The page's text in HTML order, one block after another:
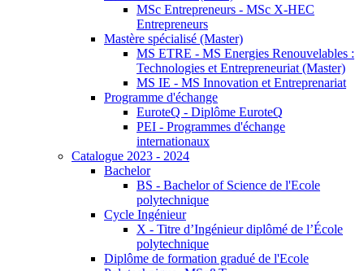
MSc Entrepreneurs - MSc X-HEC
Entrepreneurs
Mastère spécialisé (Master)
MS ETRE - MS Energies Renouvelables :
Technologies et Entrepreneuriat (Master)
MS IE - MS Innovation et Entreprenariat
Programme d'échange
EuroteQ - Diplôme EuroteQ
PEI - Programmes d'échange
internationaux
Catalogue 2023 - 2024
Bachelor
BS - Bachelor of Science de l'Ecole
polytechnique
Cycle Ingénieur
X - Titre d’Ingénieur diplômé de l’École
polytechnique
Diplôme de formation gradué de l'Ecole